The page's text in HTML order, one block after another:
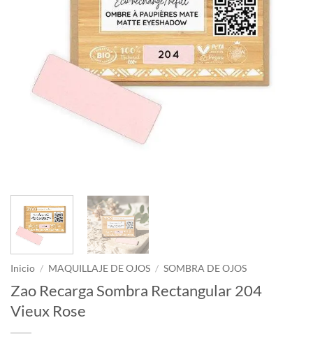
Inicio / MAQUILLAJE DE OJOS / SOMBRA DE OJOS
Zao Recarga Sombra Rectangular 204
Vieux Rose